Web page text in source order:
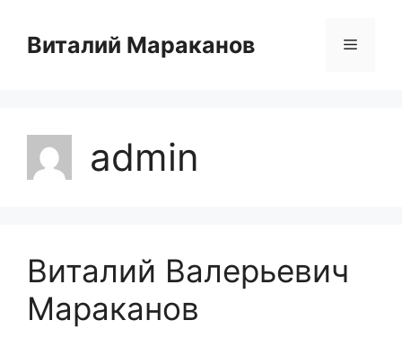
содержимому
Виталий Мараканов Меню
admin
Виталий Валерьевич
Мараканов